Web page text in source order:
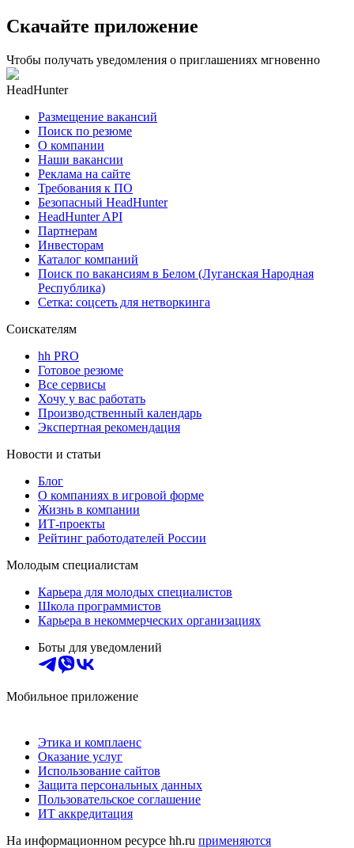
Скачайте приложение
Чтобы получать уведомления о приглашениях мгновенно
HeadHunter
Размещение вакансий
Поиск по резюме
О компании
Наши вакансии
Реклама на сайте
Требования к ПО
Безопасный HeadHunter
HeadHunter API
Партнерам
Инвесторам
Каталог компаний
Поиск по вакансиям в Белом (Луганская Народная
Республика)
Сетка: соцсеть для нетворкинга
Соискателям
hh PRO
Готовое резюме
Все сервисы
Хочу у вас работать
Производственный календарь
Экспертная рекомендация
Новости и статьи
Блог
О компаниях в игровой форме
Жизнь в компании
ИТ-проекты
Рейтинг работодателей России
Молодым специалистам
Карьера для молодых специалистов
Школа программистов
Карьера в некоммерческих организациях
Боты для уведомлений
Мобильное приложение
Этика и комплаенс
Оказание услуг
Использование сайтов
Защита персональных данных
Пользовательское соглашение
ИТ аккредитация
На информационном ресурсе hh.ru применяются